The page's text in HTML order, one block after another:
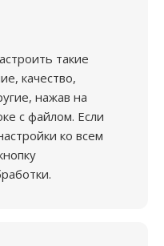
такие
качество,
нажав на
с файлом. Если
ко всем